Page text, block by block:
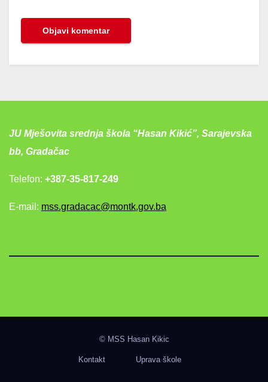
JU Mješovita srednja škola “Hasan Kikić”, Sarajevska
bb, Gradačac
Telefon: +387-35-817-249
E-mail: mss.gradacac@montk.gov.ba
© MSS Hasan Kikic
Kontakt Uprava škole